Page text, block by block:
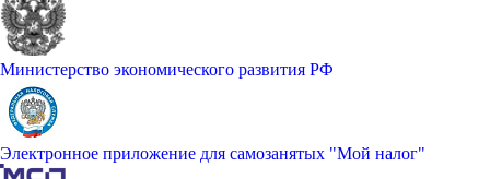
Министерство экономического развития РФ
Электронное приложение для самозанятых "Мой налог"